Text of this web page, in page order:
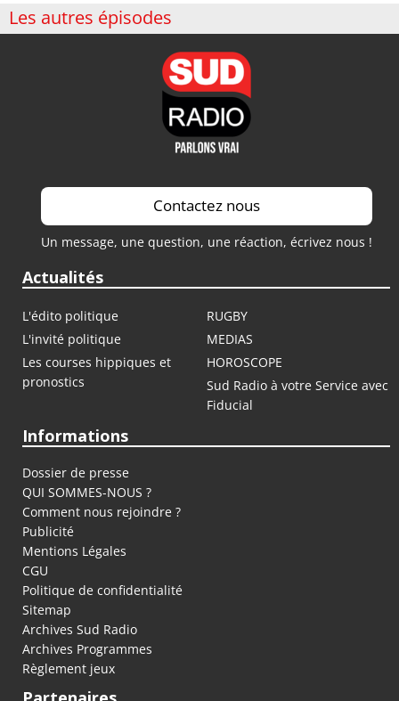
Les autres épisodes
Contactez nous
Un message, une question, une réaction, écrivez nous !
Actualités
L'édito politique
RUGBY
L'invité politique
MEDIAS
Les courses hippiques et
pronostics
HOROSCOPE
Sud Radio à votre Service avec
Fiducial
Informations
Dossier de presse
QUI SOMMES-NOUS ?
Comment nous rejoindre ?
Publicité
Mentions Légales
CGU
Politique de confidentialité
Sitemap
Archives Sud Radio
Archives Programmes
Règlement jeux